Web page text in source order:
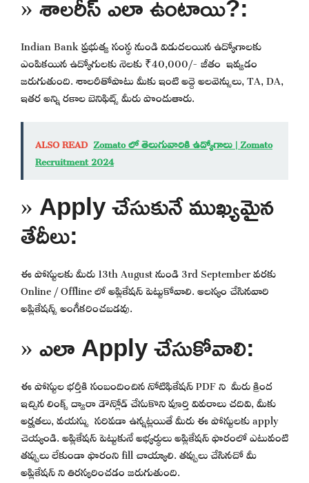
Indian Bank ప్రభుత్వ సంస్థ నుండి విడుదలయిన ఉద్యోగాలకు
ఎంపికయిన ఉద్యోగులకు నెలకు ₹40,000/- జీతం ఇవ్వడం
జరుగుతుంది. శాలరీతోపాటు మీకు ఇంటి అద్దె అలవెన్సులు, TA, DA,
ఇతర అన్ని రకాల బెనిఫిట్స్ మీరు పొందుతారు.
ALSO READ Zomato లో తెలుగువారికి ఉద్యోగాలు | Zomato
Recruitment 2024
» Apply చేసుకునే ముఖ్యమైన
తేదీలు:
ఈ పోస్టులకు మీరు 13th August నుండి 3rd September వరకు
Online / Offline లో అప్లికేషన్ పెట్టుకోవాలి. ఆలస్యం చేసినవారి
అప్లికేషన్స్ అంగీకరించబడవు.
» ఎలా Apply చేసుకోవాలి:
ఈ పోస్టుల భర్తీకి సంబందించిన నోటిఫికేషన్ PDF ని మీరు క్రింద
ఇచ్చిన లింక్స్ ద్వారా డౌన్లోడ్ చేసుకొని పూర్తి వివరాలు చదివి, మీకు
అర్హతలు, వయస్సు సరిపడా ఉన్నట్లయితే మీరు ఈ పోస్టులకు apply
చెయ్యండి. అప్లికేషన్ పెట్టుకునే అభ్యర్థులు అప్లికేషన్ ఫారంలో ఎటువంటి
తప్పులు లేకుండా ఫారంని fill చాయ్యాలి. తప్పులు చేసినచో మీ
అప్లికేషన్ ని తిరస్కరించడం జరుగుతుంది.